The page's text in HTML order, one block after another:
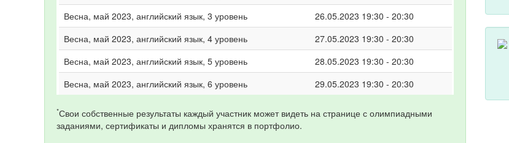
Весна, май 2023, английский язык, 3 уровень
26.05.2023 19:30 - 20:30
Весна, май 2023, английский язык, 4 уровень
27.05.2023 19:30 - 20:30
Весна, май 2023, английский язык, 5 уровень
28.05.2023 19:30 - 20:30
Весна, май 2023, английский язык, 6 уровень
29.05.2023 19:30 - 20:30
*Свои собственные результаты каждый участник может видеть на странице с олимпиадными
заданиями, сертификаты и дипломы хранятся в портфолио.